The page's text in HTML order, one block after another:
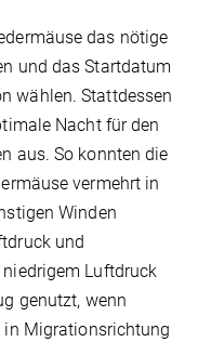
das nötige
und das Startdatum
wählen. Stattdessen
Nacht für den
aus. So konnten die
vermehrt in
Winden
und
Luftdruck
genutzt, wenn
Migrationsrichtung